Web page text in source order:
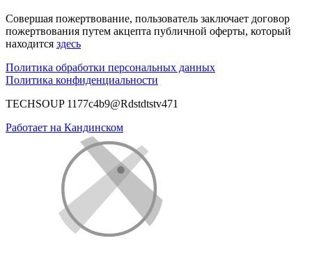
Совершая пожертвование, пользователь заключает договор
пожертвования путем акцепта публичной оферты, который
находится здесь
Политика обработки персональных данных
Политика конфиденциальности
TECHSOUP 1177c4b9@Rdstdtstv471
Работает на Кандинском